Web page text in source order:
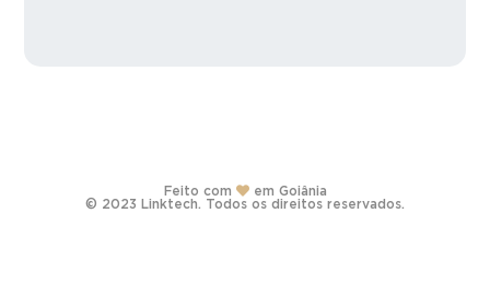
Feito com
em Goiânia
© 2023 Linktech. Todos os direitos reservados.